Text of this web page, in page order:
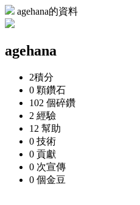
agehana的資料
agehana
2積分
0 顆鑽石
102 個碎鑽
2 經驗
12 幫助
0 技術
0 貢獻
0 次宣傳
0 個金豆